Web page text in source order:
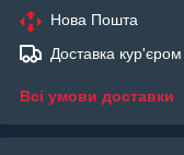
Нова Пошта
Доставка кур'єром
Всі умови доставки